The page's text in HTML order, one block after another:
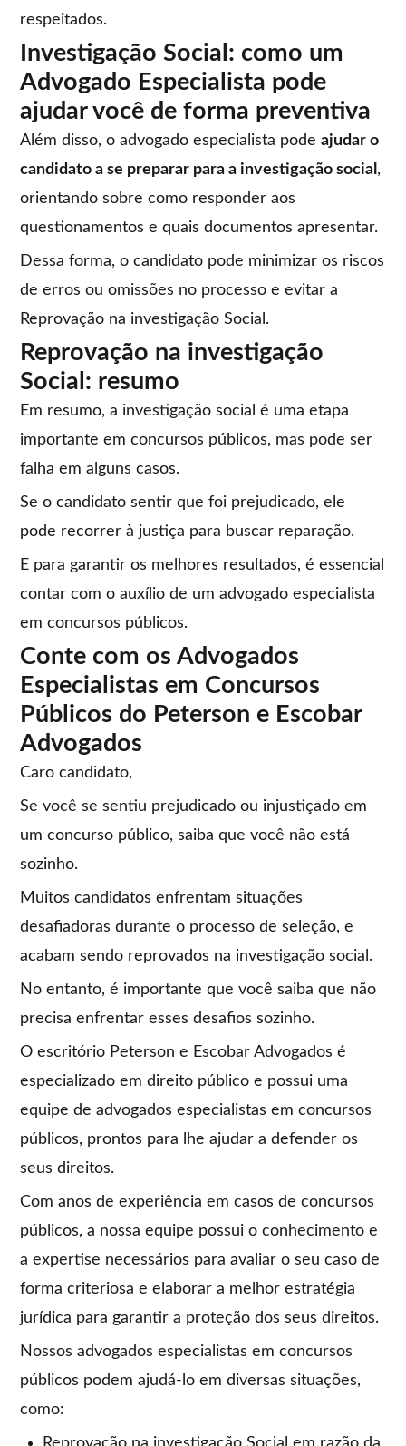
respeitados.
Investigação Social: como um
Advogado Especialista pode
ajudar você de forma preventiva
Além disso, o advogado especialista podeajudar o
candidato a se preparar para a investigação social ,
orientando sobre como responder aos
questionamentos e quais documentos apresentar.
Dessa forma, o candidato pode minimizar os riscos
de erros ou omissões no processo e evitar a
Reprovação na investigação Social.
Reprovação na investigação
Social: resumo
Em resumo, a investigação social é uma etapa
importante em concursos públicos, mas pode ser
falha em alguns casos.
Se o candidato sentir que foi prejudicado, ele
pode recorrer à justiça para buscar reparação.
E para garantir os melhores resultados, é essencial
contar com o auxílio de um advogado especialista
em concursos públicos.
Conte com os Advogados
Especialistas em Concursos
Públicos do Peterson e Escobar
Advogados
Caro candidato,
Se você se sentiu prejudicado ou injustiçado em
um concurso público, saiba que você não está
sozinho.
Muitos candidatos enfrentam situações
desafiadoras durante o processo de seleção, e
acabam sendo reprovados na investigação social.
No entanto, é importante que você saiba que não
precisa enfrentar esses desafios sozinho.
O escritório Peterson e Escobar Advogados é
especializado em direito público e possui uma
equipe de advogados especialistas em concursos
públicos, prontos para lhe ajudar a defender os
seus direitos.
Com anos de experiência em casos de concursos
públicos, a nossa equipe possui o conhecimento e
a expertise necessários para avaliar o seu caso de
forma criteriosa e elaborar a melhor estratégia
jurídica para garantir a proteção dos seus direitos.
Nossos advogados especialistas em concursos
públicos podem ajudá-lo em diversas situações,
como: